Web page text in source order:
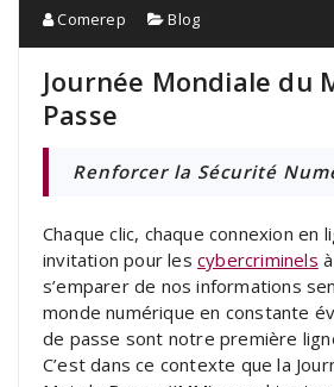
Comerep Blog
Journée Mondiale du
Passe
Renforcer la Sécurité
Chaque clic, chaque connexion en
invitation pour les cybercriminels
s’emparer de nos informations
monde numérique en constante
de passe sont notre première
C’est dans ce contexte que la